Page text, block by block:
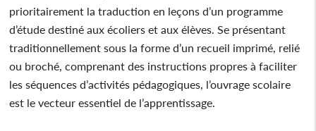
prioritairement la traduction en leçons d’un programme
d’étude destiné aux écoliers et aux élèves. Se présentant
traditionnellement sous la forme d’un recueil imprimé, relié
ou broché, comprenant des instructions propres à faciliter
les séquences d’activités pédagogiques, l’ouvrage scolaire
est le vecteur essentiel de l’apprentissage.